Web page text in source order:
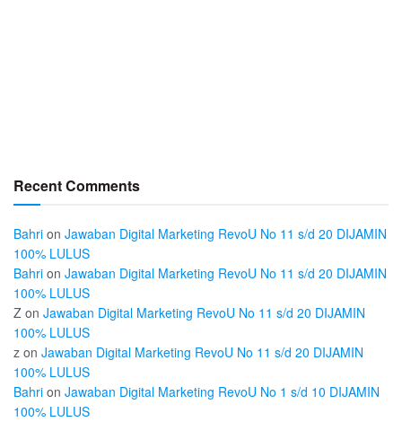
Recent Comments
Bahri on Jawaban Digital Marketing RevoU No 11 s/d 20 DIJAMIN
100% LULUS
Bahri on Jawaban Digital Marketing RevoU No 11 s/d 20 DIJAMIN
100% LULUS
Z on Jawaban Digital Marketing RevoU No 11 s/d 20 DIJAMIN
100% LULUS
z on Jawaban Digital Marketing RevoU No 11 s/d 20 DIJAMIN
100% LULUS
Bahri on Jawaban Digital Marketing RevoU No 1 s/d 10 DIJAMIN
100% LULUS